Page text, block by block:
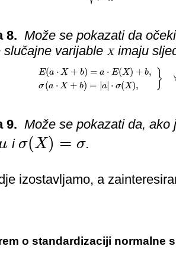
8. Može se pokazati da
slučajne varijable X
X imaju
E(a ⋅ X + b) = a ⋅ E(X) + b,
σ (a ⋅ X + b) = a| ⋅ σ(X), }
=a X + σ( ⋅X = a|⋅ X
9. Može se pokazati da,
i σ(X) = σ
σ(X) =σ .
izostavljamo, a
o standardizaciji normalne